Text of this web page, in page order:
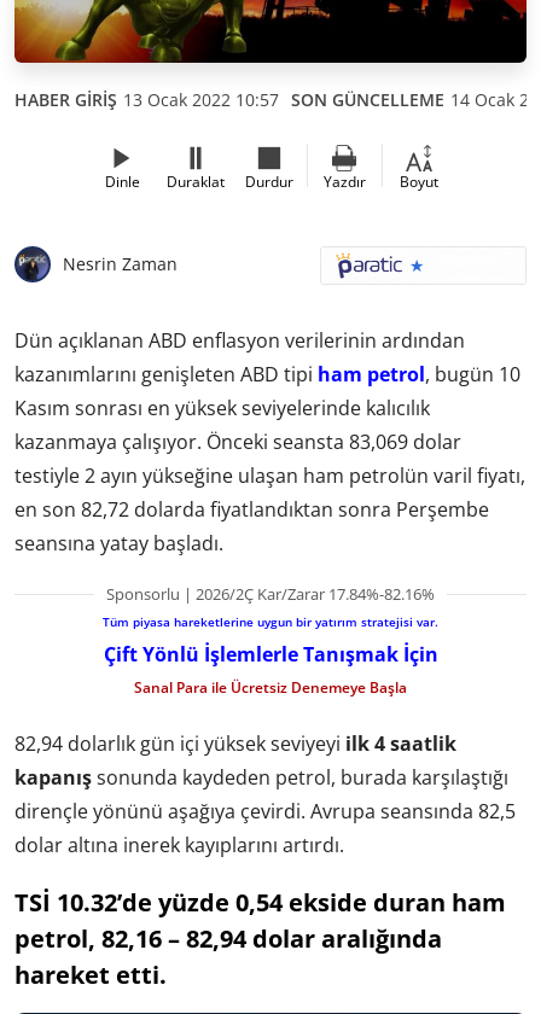
HABER GİRİŞ 13 Ocak 2022 10:57 SON GÜNCELLEME 14 Ocak
Dinle Duraklat Durdur Yazdır Boyut
Nesrin Zaman
Dün açıklanan ABD enflasyon verilerinin ardından
kazanımlarını genişleten ABD tipi ham petrol, bugün 10
Kasım sonrası en yüksek seviyelerinde kalıcılık
kazanmaya çalışıyor. Önceki seansta 83,069 dolar
testiyle 2 ayın yükseğine ulaşan ham petrolün varil fiyatı,
en son 82,72 dolarda fiyatlandıktan sonra Perşembe
seansına yatay başladı.
Sponsorlu | 2026/2Ç Kar/Zarar 17.84%-82.16%
Tüm piyasa hareketlerine uygun bir yatırım stratejisi var.
Çift Yönlü İşlemlerle Tanışmak İçin
Sanal Para ile Ücretsiz Denemeye Başla
82,94 dolarlık gün içi yüksek seviyeyi ilk 4 saatlik
kapanışsonunda kaydeden petrol, burada karşılaştığı
dirençle yönünü aşağıya çevirdi. Avrupa seansında 82,5
dolar altına inerek kayıplarını artırdı.
TSİ 10.32’de yüzde 0,54 ekside duran ham
petrol, 82,16 – 82,94 dolar aralığında
hareket etti.